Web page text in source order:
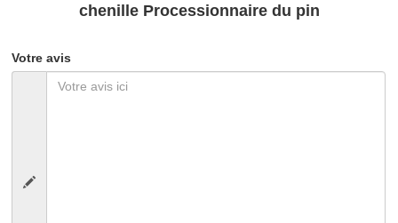
chenille Processionnaire du pin
Votre avis